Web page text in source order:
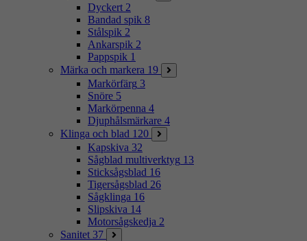
Dyckert 2
Bandad spik 8
Stålspik 2
Ankarspik 2
Pappspik 1
Märka och markera 19
Markörfärg 3
Snöre 5
Markörpenna 4
Djuphålsmärkare 4
Klinga och blad 120
Kapskiva 32
Sågblad multiverktyg 13
Sticksågsblad 16
Tigersågsblad 26
Sågklinga 16
Slipskiva 14
Motorsågskedja 2
Sanitet 37